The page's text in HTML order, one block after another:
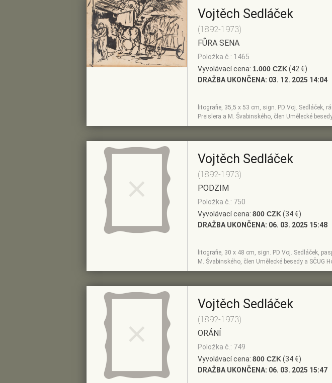
Vojtěch Sedláček
(1892-1973)
FŮRA SENA
Položka č.: 1465
Vyvolávací cena: 1.000 CZK(42 €)
DRAŽBA UKONČENA: 03. 12. 2025 14:04
litografie, 35,5 x 53 cm, sign. PD Voj. Sedláček,
Preislera a M. Švabinského, člen Umělecké
Vojtěch Sedláček
(1892-1973)
PODZIM
Položka č.: 750
Vyvolávací cena: 800 CZK(34 €)
DRAŽBA UKONČENA: 06. 03. 2025 15:48
litografie, 30 x 48 cm, sign. PD Voj. Sedláček,
M. Švabinského, člen Umělecké besedy a SČUG
Vojtěch Sedláček
(1892-1973)
ORÁNÍ
Položka č.: 749
Vyvolávací cena: 800 CZK(34 €)
DRAŽBA UKONČENA: 06. 03. 2025 15:47